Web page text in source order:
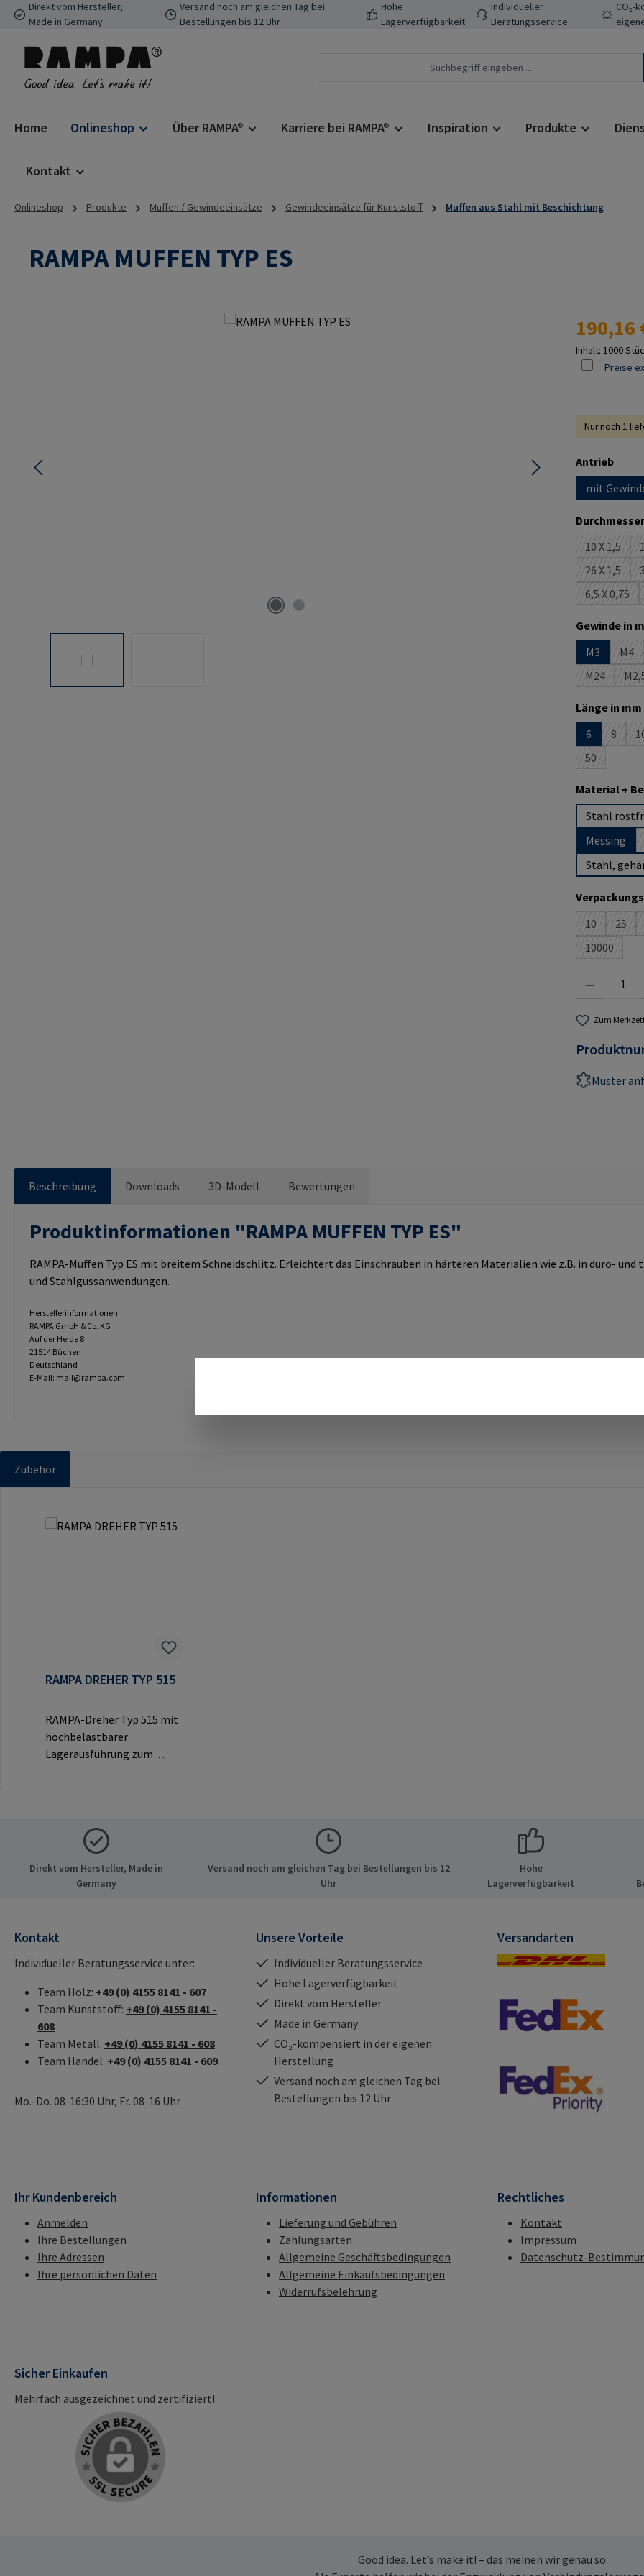
Hauptinhalt springen
Zur Suche springen
Zur Hauptnavigation springen
Direkt vom Hersteller,
Made in Germany
Versand noch am gleichen Tag bei
Bestellungen bis 12 Uhr
Hohe
Lagerverfügbarkeit
Individueller
Beratungsservice
CO₂-
Home Onlineshop Über RAMPA® Karriere bei RAMPA® Inspiration Produkte
Kontakt
Onlineshop Produkte Muffen / Gewindeeinsätze Gewindeeinsätze für Kunststoff Muffen aus Stahl mit Beschichtung
RAMPA MUFFEN TYP ES
Regulärer
190,16
Inhalt: 1000
Preise
Nur noch 1
Antrieb
mit
10 X 1,5
(Diese
26 X 1,5
(Diese
6,5 X 0,75
(Diese
Gewinde in
M3
M4
M24
(Diese
Länge in mm
6
8
(Diese
50
(Diese
Material +
Stahl
Messing
Stahl,
10
(Diese
25
10000
(Diese
Zum
Muster
Beschreibung Downloads 3D-Modell Bewertungen
Produktinformationen "RAMPA MUFFEN TYP ES"
RAMPA-Muffen Typ ES mit breitem Schneidschlitz. Erleichtert das Einschrauben in härteren Materialien wie z.B. in duro-
und Stahlgussanwendungen.
Herstellerinformationen:
RAMPA GmbH & Co. KG
Auf der Heide 8
21514 Büchen
Deutschland
E-Mail: mail@rampa.com
Zubehör
RAMPA DREHER TYP 515
RAMPA-Dreher Typ 515 mit
hochbelastbarer
Lagerausführung zum
RAMPA-Muffen zu
verwenden.Herstellerinfor
mationen: RAMPA GmbH &
Co. KG Auf der Heide 8 21514
Direkt vom Hersteller, Made in
Germany
Versand noch am gleichen Tag bei Bestellungen bis 12
Uhr
Hohe
Lagerverfügbarkeit
Kontakt
Individueller Beratungsservice unter:
Team Holz: +49 (0) 4155 8141 - 607
Team Kunststoff: +49 (0) 4155 8141 -
608
Team Metall: +49 (0) 4155 8141 - 608
Team Handel: +49 (0) 4155 8141 - 609
Mo.-Do. 08-16:30 Uhr, Fr. 08-16 Uhr
Unsere Vorteile
Individueller Beratungsservice
Hohe Lagerverfügbarkeit
Direkt vom Hersteller
Made in Germany
CO₂-kompensiert in der eigenen
Herstellung
Versand noch am gleichen Tag bei
Bestellungen bis 12 Uhr
Versandarten
Ihr Kundenbereich
Anmelden
Ihre Bestellungen
Ihre Adressen
Ihre persönlichen Daten
Informationen
Lieferung und Gebühren
Zahlungsarten
Allgemeine Geschäftsbedingungen
Allgemeine Einkaufsbedingungen
Widerrufsbelehrung
Rechtliches
Kontakt
Impressum
Datenschutz-
Sicher Einkaufen
Mehrfach ausgezeichnet und zertifiziert!
Good idea. Let’s make it! – das meinen wir genau so.